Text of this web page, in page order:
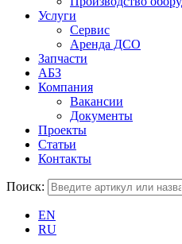
Услуги
Сервис
Аренда ДСО
Запчасти
АБЗ
Компания
Вакансии
Документы
Проекты
Статьи
Контакты
Поиск:
EN
RU